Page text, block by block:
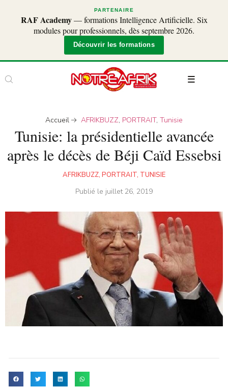
PARTENAIRE
RAF Academy— formations Intelligence Artificielle. Six
modules pour professionnels, dès septembre 2026.
Découvrir les formations
Accueil AFRIKBUZZ, PORTRAIT, Tunisie
Tunisie: la présidentielle avancée
après le décès de Béji Caïd Essebsi
AFRIKBUZZ, PORTRAIT, TUNISIE
Publié le juillet 26, 2019